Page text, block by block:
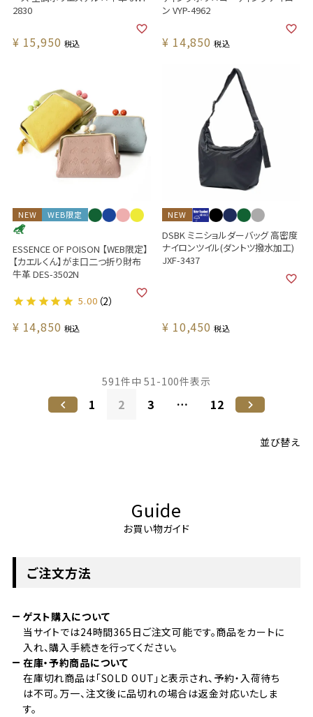
2830
¥ 15,950 税込
ン VYP-4962
¥ 14,850 税込
NEW WEB限定
ESSENCE OF POISON 【WEB限定】
【カエルくん】がま口二つ折り財布
牛革 DES-3502N
¥ 14,850 税込
5.00 （2）
NEW
DSBK ミニショルダーバッグ 高密度
ナイロンツイル(ダントツ撥水加工)
JXF-3437
¥ 10,450 税込
並び替え
591件中 51-100件表示
1 2 3 … 12
Guide
お買い物ガイド
ご注文方法
ゲスト購入について
当サイトでは24時間365日ご注文可能です。商品をカートに
入れ、購入手続きを行ってください。
在庫・予約商品について
在庫切れ商品は「SOLD OUT」と表示され、予約・入荷待ち
は不可。万一、注文後に品切れの場合は返金対応いたしま
す。